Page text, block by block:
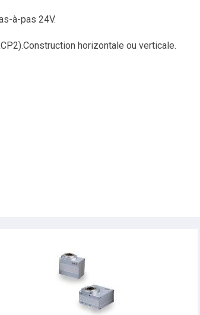
à-pas 24V.
horizontale ou verticale.